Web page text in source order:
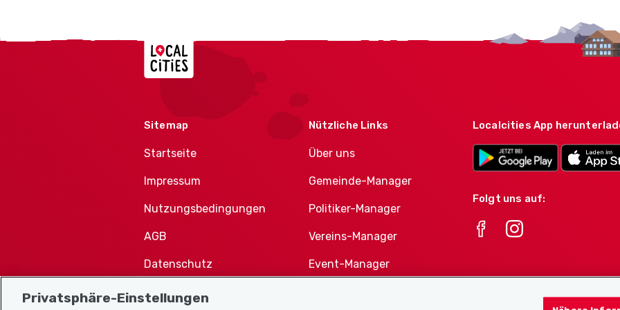
Localcities
Sitemap
Startseite
Impressum
Nutzungsbedingungen
AGB
Datenschutz
Cookie-Richtlinie
Nützliche Links
Über uns
Gemeinde-Manager
Politiker-Manager
Vereins-Manager
Event-Manager
Localcities App
Folgt uns auf:
Privatsphäre-Einstellungen